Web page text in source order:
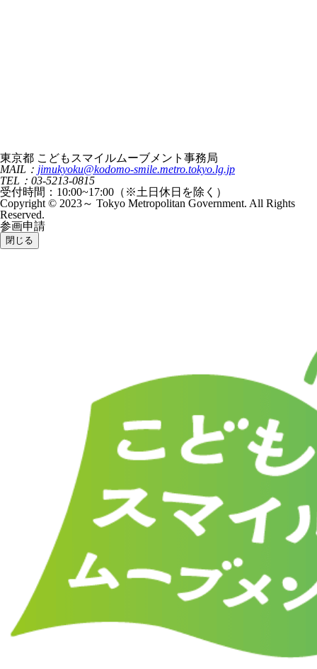
東京都 こどもスマイルムーブメント事務局
MAIL： jimukyoku@kodomo-smile.metro.tokyo.lg.jp
TEL：03-5213-0815
受付時間：10:00~17:00（※土日休日を除く）
Copyright © 2023～ Tokyo Metropolitan Government. All Rights
Reserved.
参画申請
閉じる